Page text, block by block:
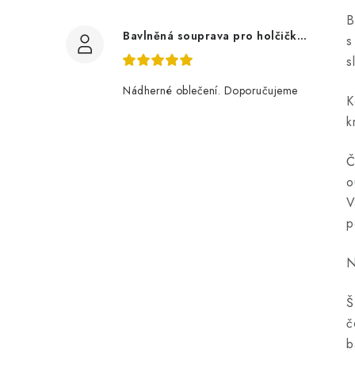
Bavlněná souprava pro holčičku, tmavé květy
Nádherné oblečení. Doporučujeme